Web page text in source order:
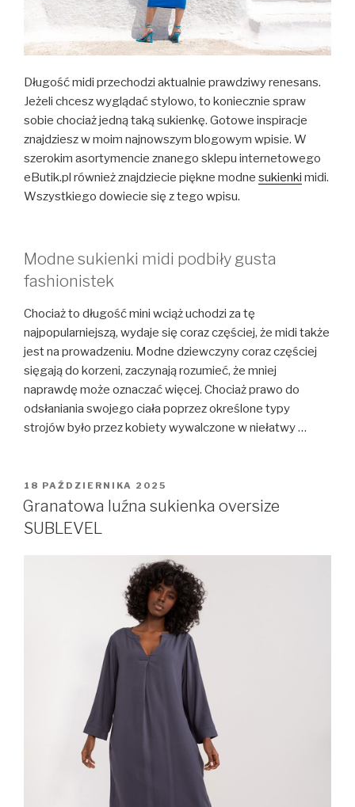
Długość midi przechodzi aktualnie prawdziwy renesans.
Jeżeli chcesz wyglądać stylowo, to koniecznie spraw
sobie chociaż jedną taką sukienkę. Gotowe inspiracje
znajdziesz w moim najnowszym blogowym wpisie. W
szerokim asortymencie znanego sklepu internetowego
eButik.pl również znajdziecie piękne modne sukienki midi.
Wszystkiego dowiecie się z tego wpisu.
Modne sukienki midi podbiły gusta
fashionistek
Chociaż to długość mini wciąż uchodzi za tę
najpopularniejszą, wydaje się coraz częściej, że midi także
jest na prowadzeniu. Modne dziewczyny coraz częściej
sięgają do korzeni, zaczynają rozumieć, że mniej
naprawdę może oznaczać więcej. Chociaż prawo do
odsłaniania swojego ciała poprzez określone typy
strojów było przez kobiety wywalczone w niełatwy …
OPUBLIKOWANE
W
18 PAŹDZIERNIKA 2025
Granatowa luźna sukienka oversize
SUBLEVEL